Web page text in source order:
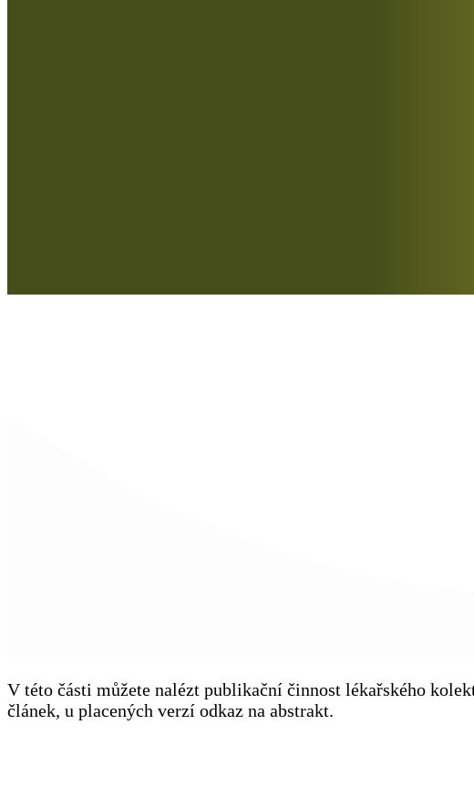
V této části můžete nalézt publikační činnost lékařského
článek, u placených verzí odkaz na abstrakt.